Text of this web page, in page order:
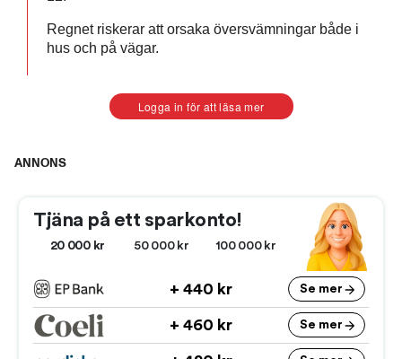
Regnet riskerar att orsaka översvämningar både i
hus och på vägar.
Logga in för att läsa mer
ANNONS